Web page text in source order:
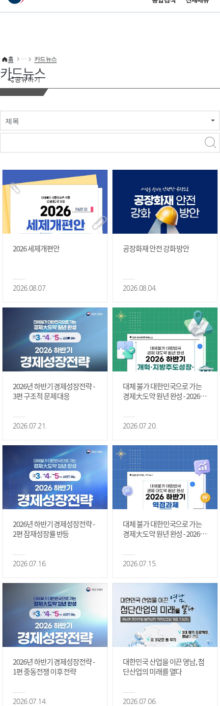
이 누리집은 대한민국 공식 전자정부 누리집입니다.
공유하기
홈 카드뉴스
카드뉴스
제목
2026 세제개편안
2026.08.07.
공장화재 안전 강화 방안
2026.08.04.
2026년 하반기 경제성장전략 -
3편 구조적 문제 대응
2026.07.21.
대체 불가 대한민국으로 가는
경제大도약 원년 완성 - 2026 하
정상화 #2편
2026.07.20.
2026년 하반기 경제성장전략 -
2편 잠재성장률 반등
2026.07.16.
대체 불가 대한민국으로 가는
경제大도약 원년 완성 - 2026 하
2026.07.15.
2026년 하반기 경제성장전략 -
1편 중동전쟁 이후 전략
2026.07.14.
대한민국 산업을 이끈 영남, 첨
단산업의 미래를 열다
2026.07.06.